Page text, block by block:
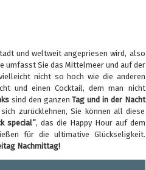
und weltweit angepriesen wird, also
umfasst Sie das Mittelmeer und auf der
nicht so hoch wie die anderen
und einen Cocktail, dem man nicht
sind den ganzenTag und in der Nacht
zurücklehnen, Sie können all diese
special”, das die Happy Hour auf dem
für die ultimative Glückseligkeit.
Nachmittag!